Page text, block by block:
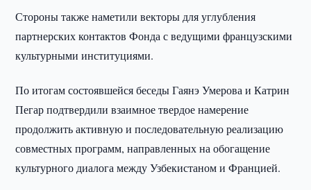
Стороны также наметили векторы для углубления
партнерских контактов Фонда с ведущими французскими
культурными институциями.
По итогам состоявшейся беседы Гаянэ Умерова и Катрин
Пегар подтвердили взаимное твердое намерение
продолжить активную и последовательную реализацию
совместных программ, направленных на обогащение
культурного диалога между Узбекистаном и Францией.